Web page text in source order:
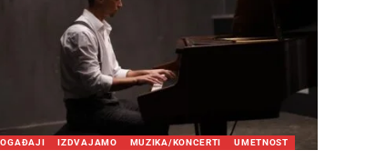
IZDVAJAMO MUZIKA/KONCERTI UMETNOST